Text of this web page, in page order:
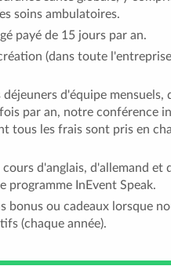
soins ambulatoires.
payé de 15 jours par an.
(dans toute
d'équipe mensuels,
par an, notre conférence
tous les frais sont pris en
d'anglais, d'allemand et
programme InEvent Speak.
bonus ou cadeaux lorsque
(chaque année).